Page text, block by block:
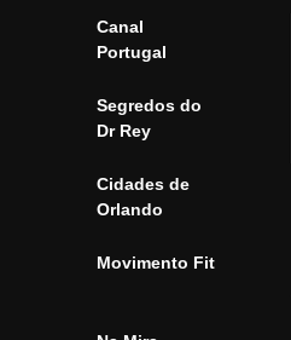
Canal
Portugal
Segredos do
Dr Rey
Cidades de
Orlando
Movimento Fit